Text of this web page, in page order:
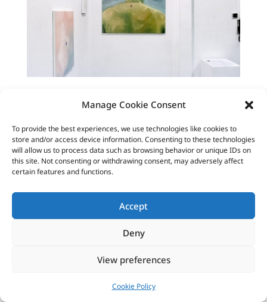
Manage Cookie Consent
To provide the best experiences, we use technologies like cookies to
store and/or access device information. Consenting to these technologies
will allow us to process data such as browsing behavior or unique IDs on
this site. Not consenting or withdrawing consent, may adversely affect
certain features and functions.
Accept
Deny
View preferences
Cookie Policy